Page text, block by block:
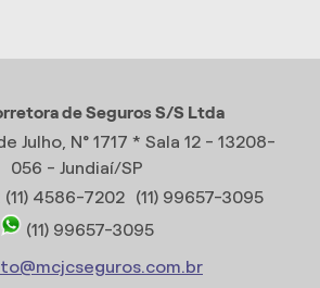
de Seguros S/S Ltda
Julho, N° 1717 * Sala 12 - 13208-
056 - Jundiaí/SP
(11) 4586-7202
(11) 99657-3095
(11) 99657-3095